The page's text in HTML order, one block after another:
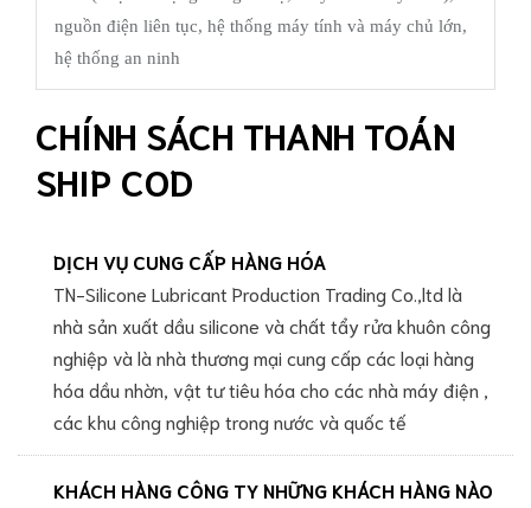
nguồn điện liên tục, hệ thống máy tính và máy chủ lớn,
hệ thống an ninh
CHÍNH SÁCH THANH TOÁN
SHIP COD
DỊCH VỤ CUNG CẤP HÀNG HÓA
TN-Silicone Lubricant Production Trading Co.,ltd là
nhà sản xuất dầu silicone và chất tẩy rửa khuôn công
nghiệp và là nhà thương mại cung cấp các loại hàng
hóa dầu nhờn, vật tư tiêu hóa cho các nhà máy điện ,
các khu công nghiệp trong nước và quốc tế
KHÁCH HÀNG CÔNG TY NHỮNG KHÁCH HÀNG NÀO